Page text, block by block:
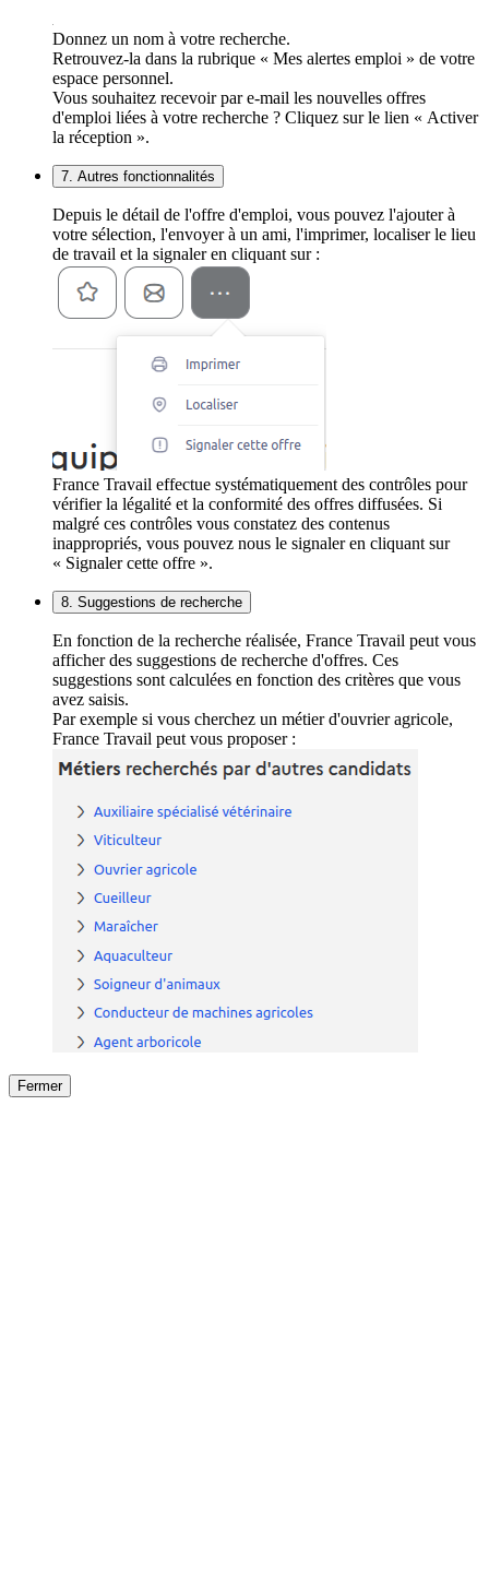
Donnez un nom à votre recherche.
Retrouvez-la dans la rubrique « Mes alertes emploi » de votre
espace personnel.
Vous souhaitez recevoir par e-mail les nouvelles offres
d'emploi liées à votre recherche ? Cliquez sur le lien « Activer
la réception ».
7. Autres fonctionnalités
Depuis le détail de l'offre d'emploi, vous pouvez l'ajouter à
votre sélection, l'envoyer à un ami, l'imprimer, localiser le lieu
de travail et la signaler en cliquant sur :
France Travail effectue systématiquement des contrôles pour
vérifier la légalité et la conformité des offres diffusées. Si
malgré ces contrôles vous constatez des contenus
inappropriés, vous pouvez nous le signaler en cliquant sur
« Signaler cette offre ».
8. Suggestions de recherche
En fonction de la recherche réalisée, France Travail peut vous
afficher des suggestions de recherche d'offres. Ces
suggestions sont calculées en fonction des critères que vous
avez saisis.
Par exemple si vous cherchez un métier d'ouvrier agricole,
France Travail peut vous proposer :
Fermer